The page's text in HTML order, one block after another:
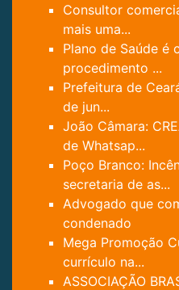
Consultor
mais uma...
Plano de Saúde é
procedimento ...
Prefeitura de
de jun...
João Câmara:
de Whatsap...
Poço Branco:
secretaria de as...
Advogado que
condenado
Mega Promoção
currículo na...
ASSOCIAÇÃO